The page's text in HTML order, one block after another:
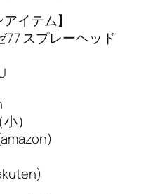
イテム】
スプレーヘッド
）